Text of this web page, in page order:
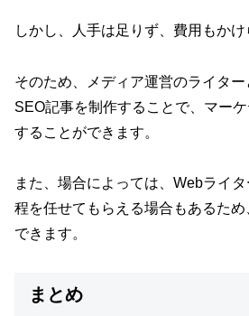
しかし、人手は足りず、費用もかけ
そのため、メディア運営のライタ
SEO記事を制作することで、マー
することができます。
また、場合によっては、Webライ
程を任せてもらえる場合もあるた
できます。
まとめ